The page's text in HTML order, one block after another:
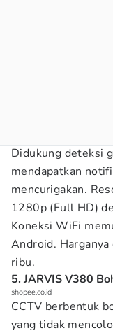
Didukung deteksi
mendapatkan
mencurigakan.
1280p (Full HD)
Koneksi WiFi
Android.
ribu.
5. JARVIS V380
shopee.co.id
CCTV berbentuk
yang tidak